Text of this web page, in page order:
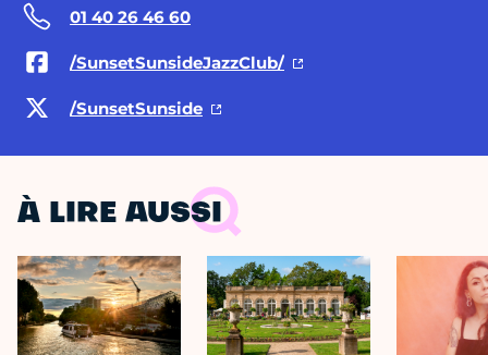
01 40 26 46 60
/SunsetSunsideJazzClub/
/SunsetSunside
À LIRE AUSSI